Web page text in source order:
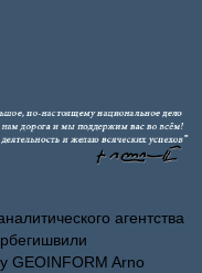
агентства
GEOINFORM Arno